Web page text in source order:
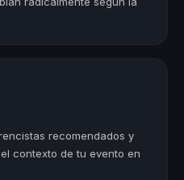
recomendados y
contexto de tu evento en